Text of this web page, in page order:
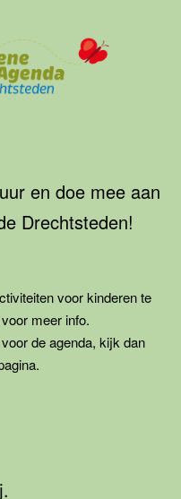
en doe mee aan
Drechtsteden!
voor kinderen te
meer info.
de agenda, kijk dan